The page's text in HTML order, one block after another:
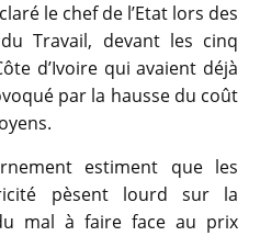
le chef de l’Etat lors des
Travail, devant les cinq
d’Ivoire qui avaient déjà
par la hausse du coût
estiment que les
pèsent lourd sur la
mal à faire face au prix